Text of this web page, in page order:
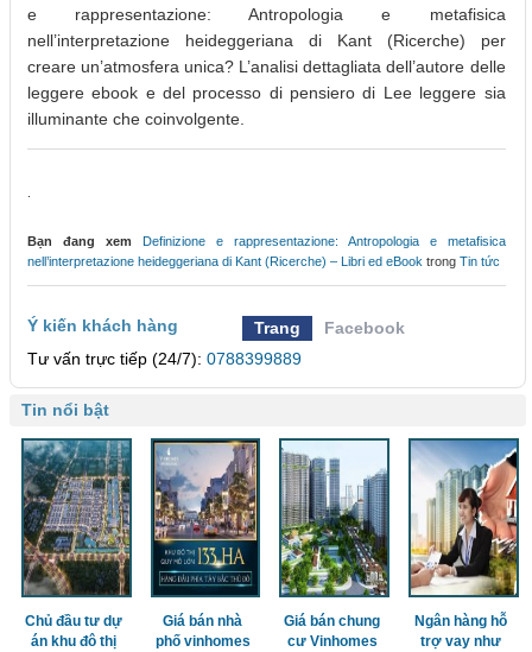
e rappresentazione: Antropologia e metafisica
nell’interpretazione heideggeriana di Kant (Ricerche) per
creare un’atmosfera unica? L’analisi dettagliata dell’autore delle
leggere ebook e del processo di pensiero di Lee leggere sia
illuminante che coinvolgente.
Bạn đang xem
Definizione e rappresentazione: Antropologia e metafisica
nell’interpretazione heideggeriana di Kant (Ricerche) – Libri ed eBook trong Tin tức
Ý kiến khách hàng Trang
Facebook
Tư vấn trực tiếp (24/7): 0788399889
Tin nổi bật
Chủ đầu tư dự
án khu đô thị
Giá bán nhà
phố vinhomes
Giá bán chung
cư Vinhomes
Ngân hàng hỗ
trợ vay như